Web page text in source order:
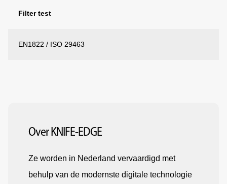
Filter test
EN1822 / ISO 29463
Over KNIFE-EDGE
Ze worden in Nederland vervaardigd met
behulp van de modernste digitale technologie